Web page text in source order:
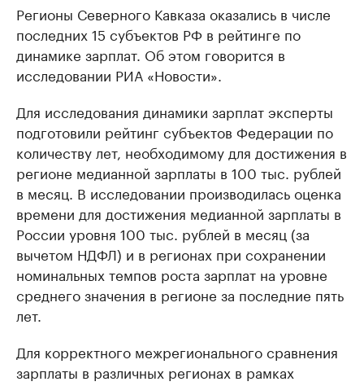
Регионы Северного Кавказа оказались в числе
последних 15 субъектов РФ в рейтинге по
динамике зарплат. Об этом говорится в
исследовании РИА «Новости».
Для исследования динамики зарплат эксперты
подготовили рейтинг субъектов Федерации по
количеству лет, необходимому для достижения в
регионе медианной зарплаты в 100 тыс. рублей
в месяц. В исследовании производилась оценка
времени для достижения медианной зарплаты в
России уровня 100 тыс. рублей в месяц (за
вычетом НДФЛ) и в регионах при сохранении
номинальных темпов роста зарплат на уровне
среднего значения в регионе за последние пять
лет.
Для корректного межрегионального сравнения
зарплаты в различных регионах в рамках